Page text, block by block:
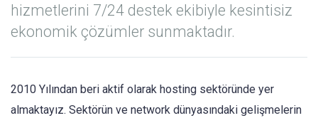
hizmetlerini 7/24 destek ekibiyle kesintisiz
ekonomik çözümler sunmaktadır.
2010 Yılından beri aktif olarak hosting sektöründe yer
almaktayız. Sektörün ve network dünyasındaki gelişmelerin